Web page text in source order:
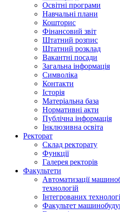
Освітні програми
Навчальні плани
Кошторис
Фінансовий звіт
Штатний розпис
Штатний розклад
Вакантні посади
Загальна інформація
Символіка
Контакти
Історія
Матеріальна база
Нормативні акти
Публічна інформація
Інклюзивна освіта
Ректорат
Склад ректорату
Функції
Галерея ректорів
Факультети
Автоматизації
технологій
Інтегрованих
Факультет